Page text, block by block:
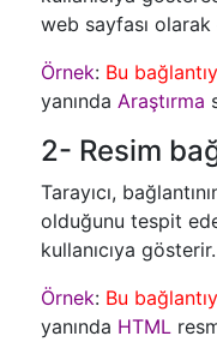
web sayfası
Örnek: Bu
yanında Araştırma
2- Resim
Tarayıcı,
olduğunu tespit
kullanıcıya gösterir.
Örnek: Bu
yanında HTML